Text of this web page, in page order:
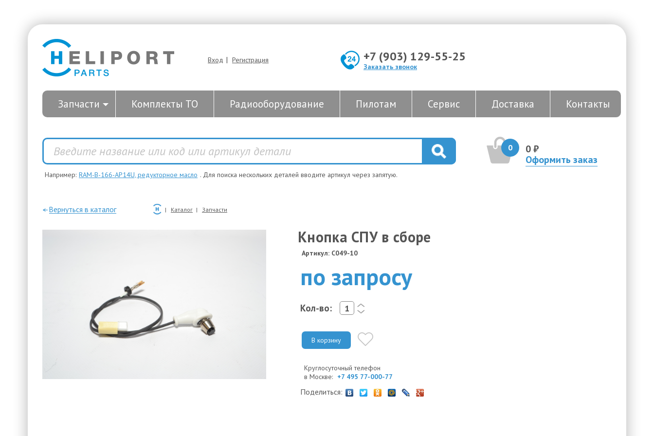
Вход | Регистрация +7 (903) 129-55-25
Заказать звонок
Запчасти Комплекты ТО Радиооборудование Пилотам Сервис Доставка Контакты
0
0 ₽
Оформить заказ
Например: RAM-B-166-AP14U, редукторное масло . Для поиска нескольких деталей вводите артикул через запятую.
—Вернуться в каталог Каталог Запчасти
Кнопка СПУ в сборе
Артикул: C049-10
по запросу
Кол-во:
<
>
В корзину
Круглосуточный телефон
в Москве: +7 495 77-000-77
Поделиться: